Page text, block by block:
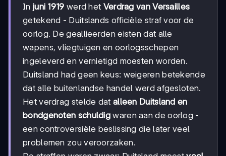
In juni 1919 werd het Verdrag van Versailles
getekend - Duitslands officiële straf voor de
oorlog. De geallieerden eisten dat alle
wapens, vliegtuigen en oorlogsschepen
ingeleverd en vernietigd moesten worden.
Duitsland had geen keus: weigeren betekende
dat alle buitenlandse handel werd afgesloten.
Het verdrag stelde dat alleen Duitsland en
bondgenoten schuldig waren aan de oorlog -
een controversiële beslissing die later veel
problemen zou veroorzaken.